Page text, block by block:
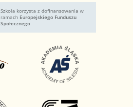
Szkoła korzysta z dofinansowania w
ramach Europejskiego Funduszu
Społecznego